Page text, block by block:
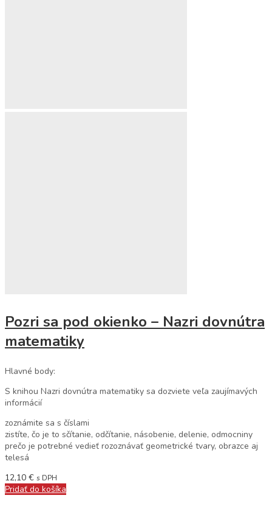
Pozri sa pod okienko – Nazri dovnútra
matematiky
Hlavné body:
S knihou Nazri dovnútra matematiky sa dozviete veľa zaujímavých
informácií
zoznámite sa s číslami
zistíte, čo je to sčítanie, odčítanie, násobenie, delenie, odmocniny
prečo je potrebné vedieť rozoznávať geometrické tvary, obrazce aj
telesá
12,10 € s DPH
Pridať do košíka